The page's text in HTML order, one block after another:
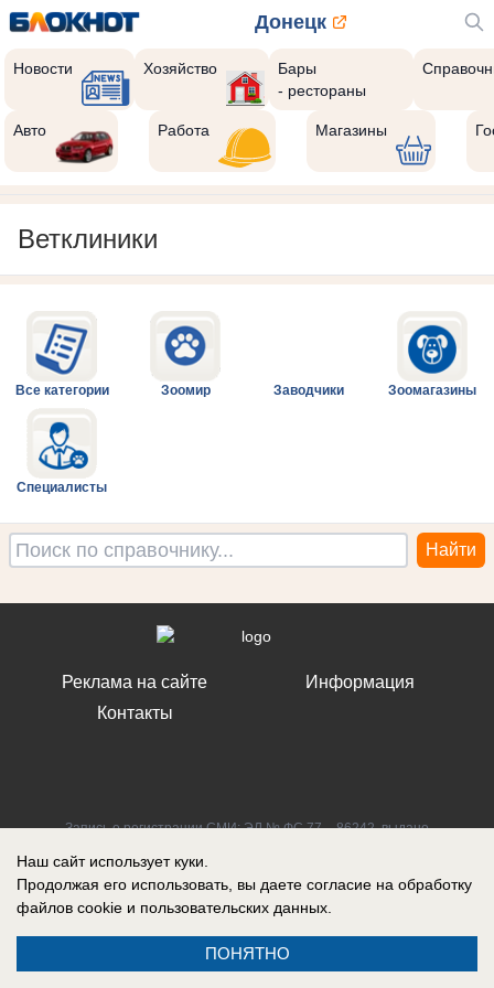
Донецк
Новости Хозяйство
Бары
- рестораны
Авто Работа Магазины
Ветклиники
Все категории Зоомир Заводчики Зоомагазины
Специалисты
Реклама на сайте
Контакты
Информация
Запись о регистрации СМИ: ЭЛ № ФС 77 – 86242, выдано
технологий и массовых коммуникаций (Роскомнадзор) 10 ноября 2023
г.
Наш сайт использует куки.
Продолжая его использовать, вы даете согласие на обработку
файлов cookie и пользовательских данных.
ПОНЯТНО